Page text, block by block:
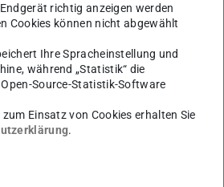
and Communication
richtig anzeigen werden
Cookies können nicht abgewählt
Ihre Spracheinstellung und
während „Statistik“ die
Source-Statistik-Software
Einsatz von Cookies erhalten Sie
.